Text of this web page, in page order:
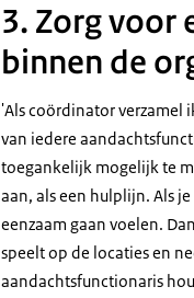
3. Zorg voor
binnen de
'Als coördinator verzamel
van iedere
toegankelijk mogelijk te
aan, als een hulplijn. Als
eenzaam gaan voelen.
speelt op de locaties en
aandachtsfunctionaris